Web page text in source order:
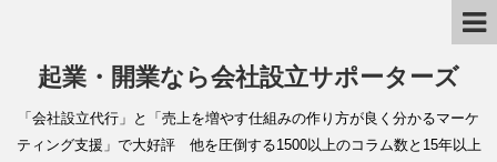
起業・開業なら会社設立サポーターズ
「会社設立代行」と「売上を増やす仕組みの作り方が良く分かるマーケ
ティング支援」で大好評 他を圧倒する1500以上のコラム数と15年以上